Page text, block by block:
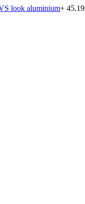
look aluminium+ 45.19